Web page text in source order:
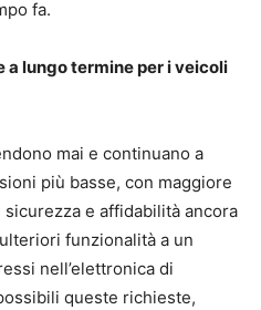
fa.
lungo termine per i veicoli
mai e continuano a
più basse, con maggiore
e affidabilità ancora
funzionalità a un
nell’elettronica di
queste richieste,